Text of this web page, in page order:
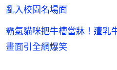
亂入校園名場面
霸氣貓咪把牛槽當牀！遭
畫面引全網爆笑